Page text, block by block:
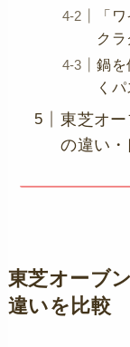
「
クラ
鍋を
くパ
東芝オ
の違い
東芝オーブ
違いを比較